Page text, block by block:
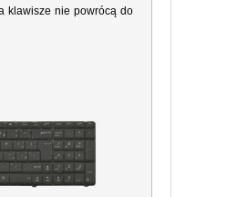
klawisze nie powrócą do